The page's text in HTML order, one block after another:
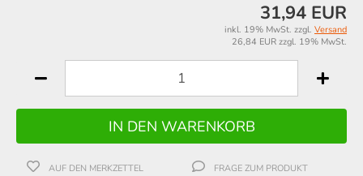
31,94 EUR
inkl. 19% MwSt. zzgl. Versand
26,84 EUR zzgl. 19% MwSt.
AUF DEN MERKZETTEL FRAGE ZUM PRODUKT